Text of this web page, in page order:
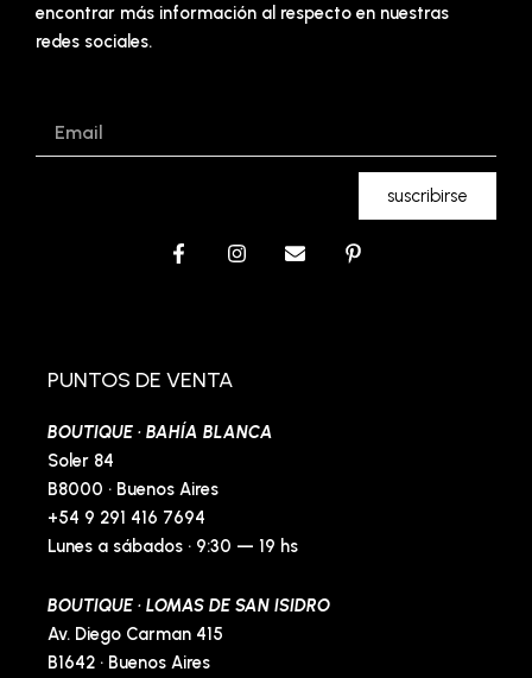
encontrar más información al respecto en nuestras
redes sociales.
suscribirse
F
o
k
f
I
E
P
PUNTOS DE VENTA
BOUTIQUE · BAHÍA BLANCA
Soler 84
B8000 · Buenos Aires
+54 9 291 416 7694
Lunes a sábados · 9:30 — 19 hs
BOUTIQUE · LOMAS DE SAN ISIDRO
Av. Diego Carman 415
B1642 · Buenos Aires